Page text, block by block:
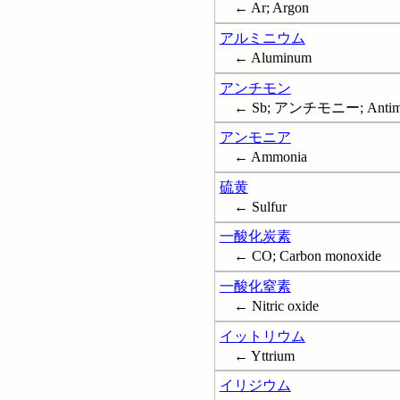
← Ar; Argon
アルミニウム
← Aluminum
アンチモン
← Sb; アンチモニー;
アンモニア
← Ammonia
硫黄
← Sulfur
一酸化炭素
← CO; Carbon monoxide
一酸化窒素
← Nitric oxide
イットリウム
← Yttrium
イリジウム